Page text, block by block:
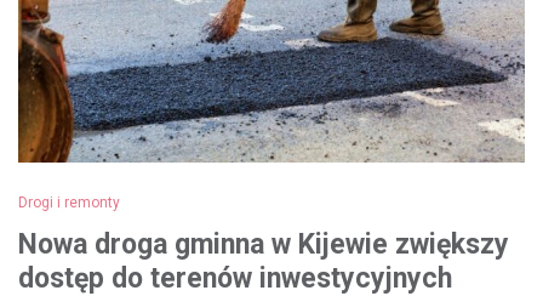
Drogi i remonty
Nowa droga gminna w Kijewie zwiększy
dostęp do terenów inwestycyjnych